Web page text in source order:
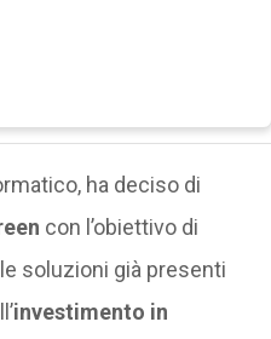
ha deciso di
con l’obiettivo di
soluzioni già presenti
investimento in
C Cloud